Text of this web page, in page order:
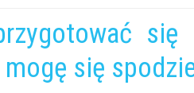
się
się